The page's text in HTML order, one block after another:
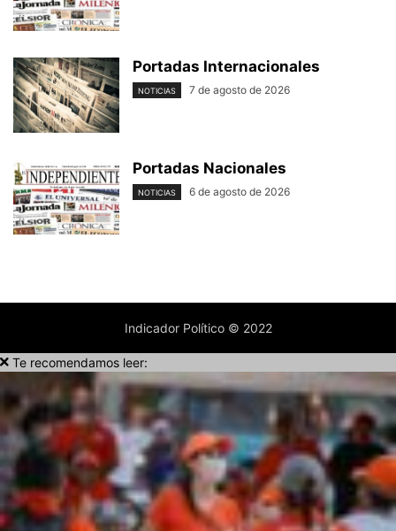
Portadas Internacionales
NOTICIAS 7 de agosto de 2026
Portadas Nacionales
NOTICIAS 6 de agosto de 2026
Indicador Político © 2022
Te recomendamos leer: